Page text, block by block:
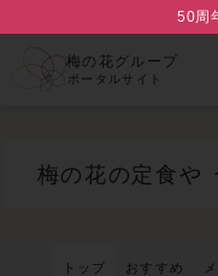
50周
梅の花グループ
ポータルサイト
梅の花の定食や
トップ おすすめ